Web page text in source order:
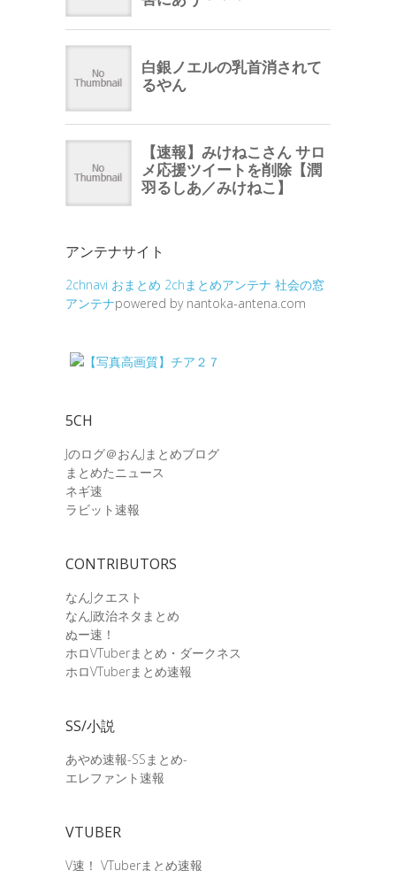
アンテナサイト
2chnavi おまとめ 2chまとめアンテナ 社会の窓
アンテナpowered by nantoka-antena.com
5CH
Jのログ＠おんJまとめブログ
まとめたニュース
ネギ速
ラビット速報
CONTRIBUTORS
なんJクエスト
なんJ政治ネタまとめ
ぬー速！
ホロVTuberまとめ・ダークネス
ホロVTuberまとめ速報
SS/小説
あやめ速報-SSまとめ-
エレファント速報
VTUBER
V速！ VTuberまとめ速報